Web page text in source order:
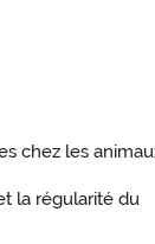
chez les
la régularité du